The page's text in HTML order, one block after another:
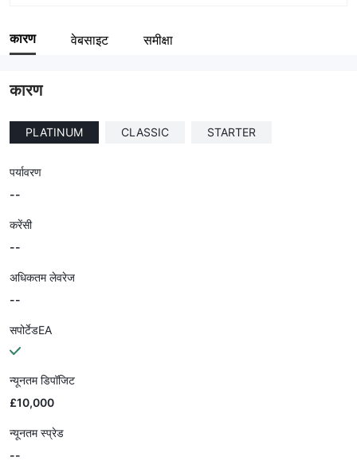
कंपनी का नाम
कारण वेबसाइट समीक्षा
कारण
PLATINUM CLASSIC STARTER
पर्यावरण
--
करेंसी
--
अधिकतम लेवरेज
--
सपोर्टेडEA
न्यूनतम डिपॉजिट
£10,000
न्यूनतम स्प्रेड
--